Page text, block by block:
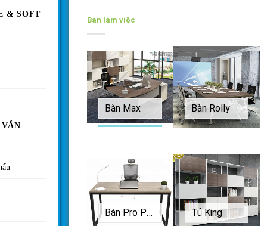
Bàn làm việc
Bàn Max Bàn Rolly
Bàn Pro P1470 Tủ King
& SOFT